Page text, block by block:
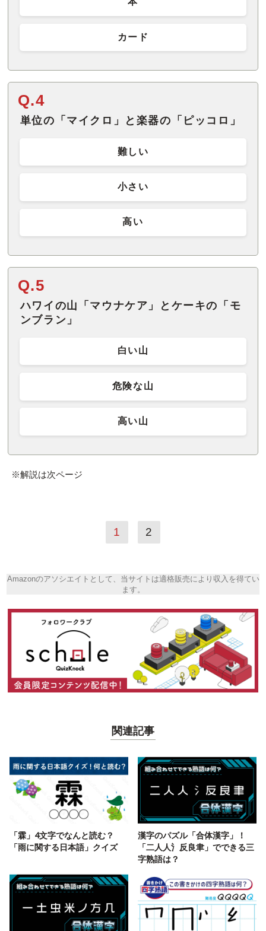
カード
Q.4
単位の「マイクロ」と楽器の「ピッコロ」
難しい
小さい
高い
Q.5
ハワイの山「マウナケア」とケーキの「モ
ンブラン」
白い山
危険な山
高い山
※解説は次ページ
1 2
Amazonのアソシエイトとして、当サイトは適格販売により収入を得てい
ます。
関連記事
「霖」4文字でなんと読む？
「雨に関する日本語」クイズ
漢字のパズル「合体漢字」！
「二人人氵反良聿」でできる三
字熟語は？